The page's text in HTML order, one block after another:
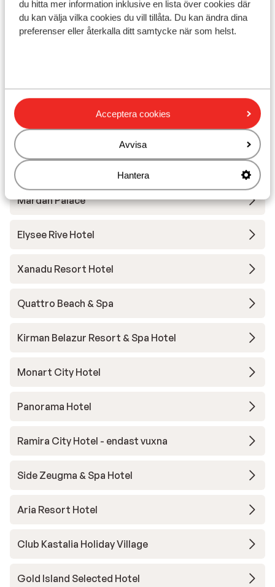
du hitta mer information inklusive en lista över cookies där
du kan välja vilka cookies du vill tillåta. Du kan ändra dina
preferenser eller återkalla ditt samtycke när som helst.
Acceptera cookies
Avvisa
Hantera
I området
Avstånd till stranden ca 200 m (kiselstenstrand,
Närmaste butiker ca 50 m
Närmaste restaurang ca 50 m
Dolmus ( till centrala mot betalning)
Andra boenden i Turkiets sydkust
Mardan Palace
Elysee Rive Hotel
Xanadu Resort Hotel
Quattro Beach & Spa
Kirman Belazur Resort & Spa Hotel
Monart City Hotel
Panorama Hotel
Ramira City Hotel - endast vuxna
Side Zeugma & Spa Hotel
Aria Resort Hotel
Club Kastalia Holiday Village
Gold Island Selected Hotel